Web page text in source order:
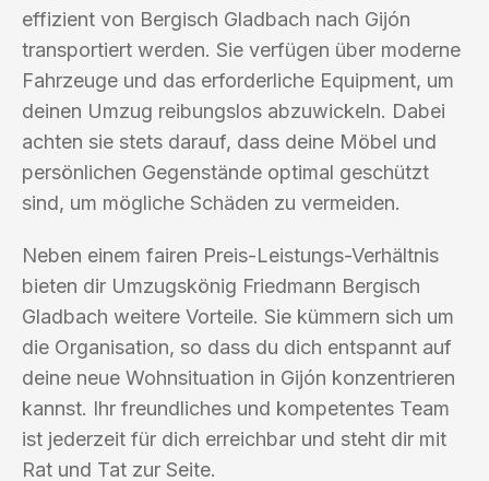
effizient von Bergisch Gladbach nach Gijón
transportiert werden. Sie verfügen über moderne
Fahrzeuge und das erforderliche Equipment, um
deinen Umzug reibungslos abzuwickeln. Dabei
achten sie stets darauf, dass deine Möbel und
persönlichen Gegenstände optimal geschützt
sind, um mögliche Schäden zu vermeiden.
Neben einem fairen Preis-Leistungs-Verhältnis
bieten dir Umzugskönig Friedmann Bergisch
Gladbach weitere Vorteile. Sie kümmern sich um
die Organisation, so dass du dich entspannt auf
deine neue Wohnsituation in Gijón konzentrieren
kannst. Ihr freundliches und kompetentes Team
ist jederzeit für dich erreichbar und steht dir mit
Rat und Tat zur Seite.